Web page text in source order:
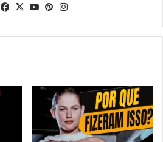
WebsiteFacebook
X YouTubePinterest